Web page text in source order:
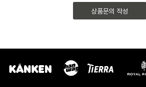
상품문의 작성